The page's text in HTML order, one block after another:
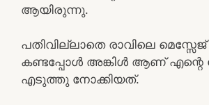
ആയിരുന്നു.
പതിവില്ലാതെ രാവിലെ
കണ്ടപ്പോൾ അങ്കിൾ ആണ്
എടുത്തു നോക്കിയത്.